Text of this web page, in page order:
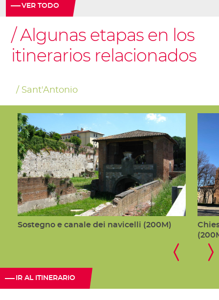
VER TODO
Algunas etapas en los
itinerarios relacionados
Sant'Antonio
Sostegno e canale dei navicelli (200M)
IR AL ITINERARIO